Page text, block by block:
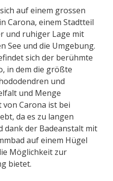
auf einem grossen
Carona, einem Stadtteil
und ruhiger Lage mit
See und die Umgebung.
sich der berühmte
in dem die größte
und
und Menge
von Carona ist bei
da es zu langen
dank der Badeanstalt mit
auf einem Hügel
Möglichkeit zur
bietet.